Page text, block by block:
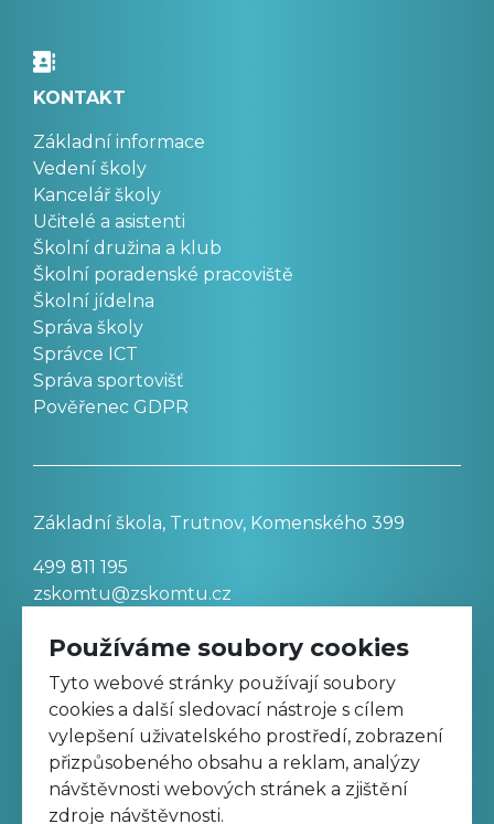
KONTAKT
Základní informace
Vedení školy
Kancelář školy
Učitelé a asistenti
Školní družina a klub
Školní poradenské pracoviště
Školní jídelna
Správa školy
Správce ICT
Správa sportovišť
Pověřenec GDPR
Základní škola, Trutnov, Komenského 399
499 811 195
zskomtu@zskomtu.cz
Prohlášení o přístupnosti stránek
Nastavení cookies
Sledujte nás na Facebooku
Používáme soubory cookies
Tyto webové stránky používají soubory
cookies a další sledovací nástroje s cílem
vylepšení uživatelského prostředí, zobrazení
přizpůsobeného obsahu a reklam, analýzy
návštěvnosti webových stránek a zjištění
zdroje návštěvnosti.